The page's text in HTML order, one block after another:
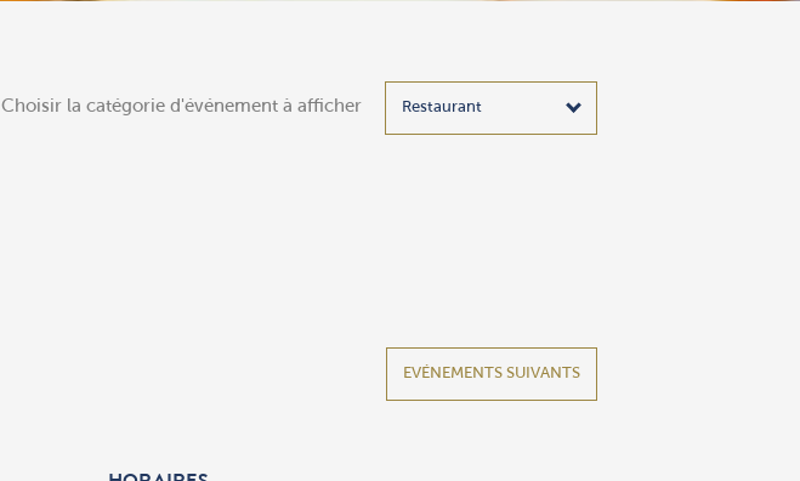
Choisir la catégorie d'événement à afficher
EVÉNEMENTS SUIVANTS